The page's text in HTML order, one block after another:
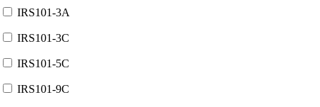
IRS101-3A
IRS101-3C
IRS101-5C
IRS101-9C